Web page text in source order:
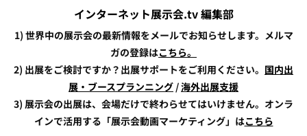
インターネット展示会.tv 編集部
1) 世界中の展示会の最新情報をメールでお知らせします。メルマ
ガの登録はこちら。
2) 出展をご検討ですか？出展サポートをご利用ください。 国内出
展・ブースプランニング /海外出展支援
3) 展示会の出展は、会場だけで終わらせてはいけません。オンラ
インで活用する「展示会動画マーケティング」はこちら